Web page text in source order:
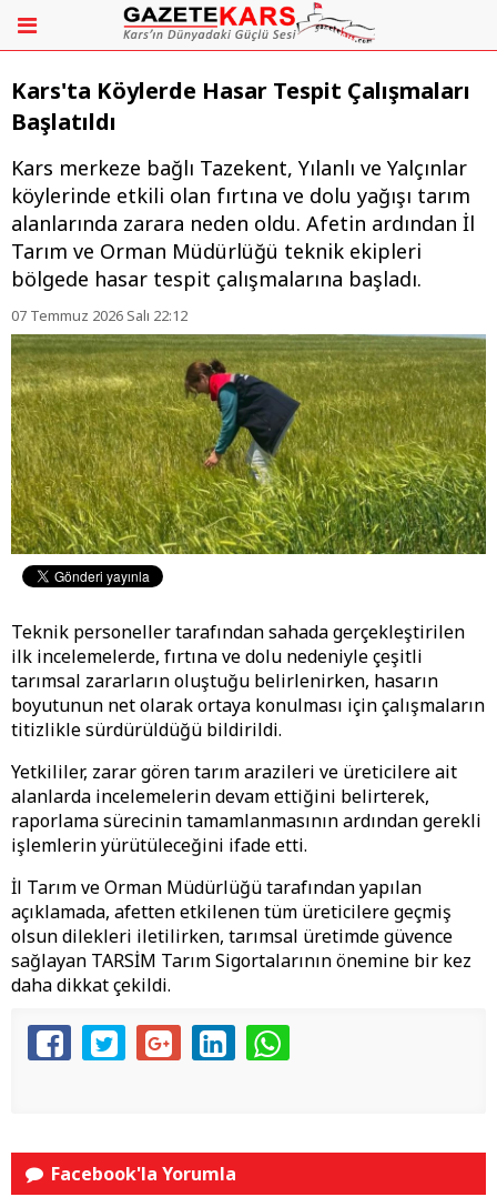
Kars'ta Köylerde Hasar Tespit Çalışmaları
Başlatıldı
Kars merkeze bağlı Tazekent, Yılanlı ve Yalçınlar
köylerinde etkili olan fırtına ve dolu yağışı tarım
alanlarında zarara neden oldu. Afetin ardından İl
Tarım ve Orman Müdürlüğü teknik ekipleri
bölgede hasar tespit çalışmalarına başladı.
07 Temmuz 2026 Salı 22:12
Teknik personeller tarafından sahada gerçekleştirilen
ilk incelemelerde, fırtına ve dolu nedeniyle çeşitli
tarımsal zararların oluştuğu belirlenirken, hasarın
boyutunun net olarak ortaya konulması için çalışmaların
titizlikle sürdürüldüğü bildirildi.
Yetkililer, zarar gören tarım arazileri ve üreticilere ait
alanlarda incelemelerin devam ettiğini belirterek,
raporlama sürecinin tamamlanmasının ardından gerekli
işlemlerin yürütüleceğini ifade etti.
İl Tarım ve Orman Müdürlüğü tarafından yapılan
açıklamada, afetten etkilenen tüm üreticilere geçmiş
olsun dilekleri iletilirken, tarımsal üretimde güvence
sağlayan TARSİM Tarım Sigortalarının önemine bir kez
daha dikkat çekildi.
Facebook'la Yorumla